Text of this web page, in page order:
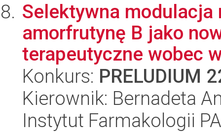
Selektywna modulacja
amorfrutynę B jako
terapeutyczne wobec
Konkurs: PRELUDIUM
Kierownik: Bernadeta
Instytut Farmakologii